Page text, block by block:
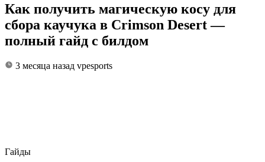
Как получить магическую косу для
сбора каучука в Crimson Desert —
полный гайд с билдом
3 месяца назад vpesports
Гайды